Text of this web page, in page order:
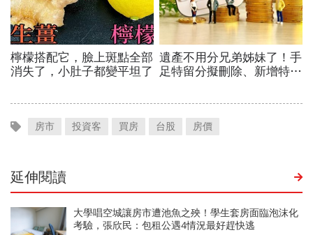
房市 投資客 買房 台股 房價
延伸閱讀
大學唱空城讓房市遭池魚之殃！學生套房面臨泡沫化
考驗，張欣民：包租公遇4情況最好趕快逃